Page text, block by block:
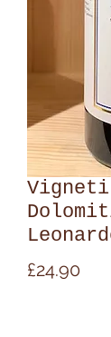
£24.90Price